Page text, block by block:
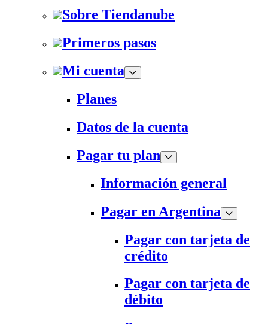
Sobre Tiendanube
Primeros pasos
Mi cuenta
Planes
Datos de la cuenta
Pagar tu plan
Información general
Pagar en Argentina
Pagar con tarjeta de
crédito
Pagar con tarjeta de
débito